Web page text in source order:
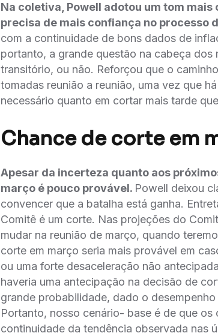
Na coletiva, Powell adotou um tom
precisa de mais confiança no processo
com a continuidade de bons dados de
portanto, a grande questão na cabeça
transitório, ou não. Reforçou que o
tomadas reunião a reunião, uma vez que
necessário quanto em cortar mais tarde
Chance de corte em
Apesar da incerteza quanto aos
março é pouco provável. Powell deixou
convencer que a batalha está ganha.
Comitê é um corte. Nas projeções do
mudar na reunião de março, quando
corte em março seria mais provável em
ou uma forte desaceleração não
haveria uma antecipação na decisão de
grande probabilidade, dado o
Portanto, nosso cenário- base é de que
continuidade da tendência observada nas